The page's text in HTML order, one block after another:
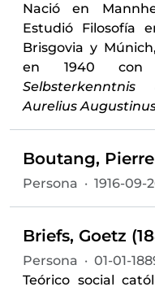
Nació en
Estudió Filosofía
Brisgovia y
en 1940 con
Aurelius
Boutang, Pierre
Persona · 1916-09-
Briefs, Goetz
Persona · 01-01-
Teórico social